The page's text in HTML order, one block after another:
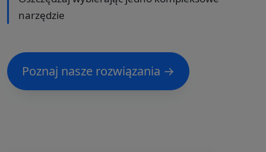
narzędzie
Poznaj nasze rozwiązania →